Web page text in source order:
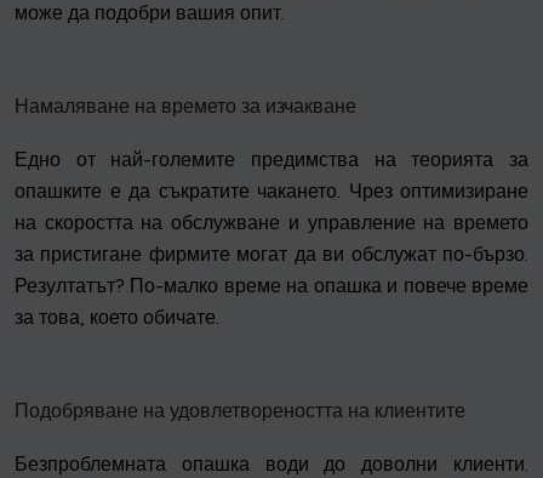
може да подобри вашия опит.
Намаляване на времето за изчакване
Едно от най-големите предимства на теорията за
опашките е да съкратите чакането. Чрез оптимизиране
на скоростта на обслужване и управление на времето
за пристигане фирмите могат да ви обслужат по-бързо.
Резултатът? По-малко време на опашка и повече време
за това, което обичате.
Подобряване на удовлетвореността на клиентите
Безпроблемната опашка води до доволни клиенти.